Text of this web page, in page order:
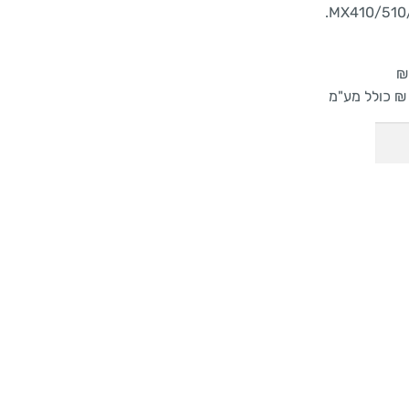
MX410/
₪
₪ כולל מע"מ